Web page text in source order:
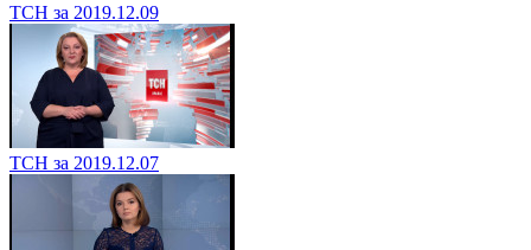
ТСН за 2019.12.09
ТСН за 2019.12.07